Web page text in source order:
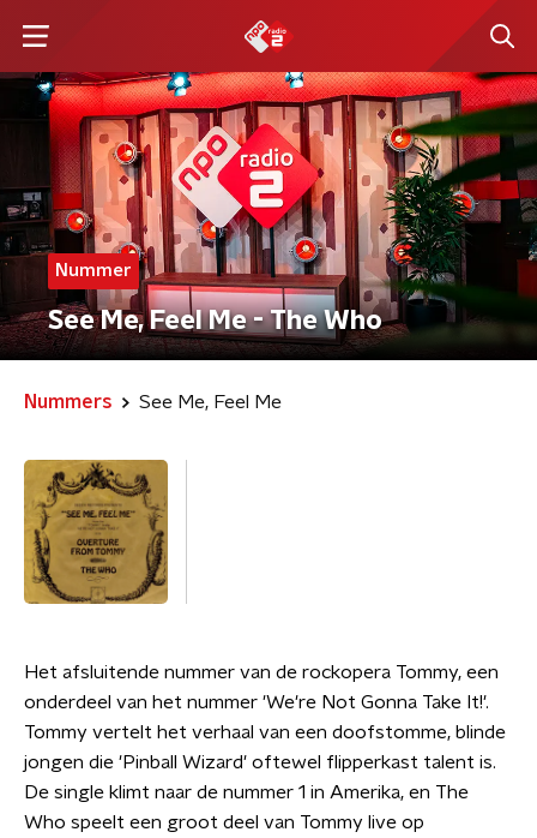
Nummer
See Me, Feel Me - The Who
Nummers See Me, Feel Me
Het afsluitende nummer van de rockopera Tommy, een
onderdeel van het nummer 'We're Not Gonna Take It!'.
Tommy vertelt het verhaal van een doofstomme, blinde
jongen die 'Pinball Wizard' oftewel flipperkast talent is.
De single klimt naar de nummer 1 in Amerika, en The
Who speelt een groot deel van Tommy live op